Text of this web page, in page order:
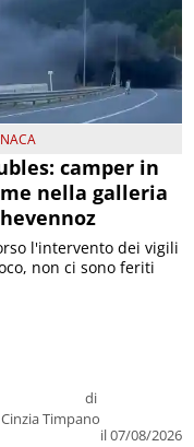
camper in
nella galleria
di
Cinzia Timpano
il 07/08/2026
l'intervento dei vigili
non ci sono feriti